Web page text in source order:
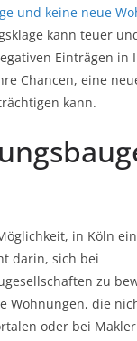
und keine neue
kann teuer
Einträgen in
Chancen, eine
kann.
in Köln
darin, sich bei
zu
Wohnungen, die
oder bei